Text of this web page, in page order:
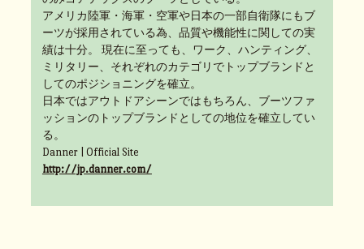
アメリカ陸軍・海軍・空軍や日本の一部自衛隊にもブ
ーツが採用されている為、品質や機能性に関しての実
績は十分。 現在に至っても、ワーク、ハンティング、
ミリタリー、それぞれのカテゴリでトップブランドと
してのポジショニングを確立。
日本ではアウトドアシーンではもちろん、ブーツファ
ッションのトップブランドとしての地位を確立してい
る。
Danner | Official Site
http://jp.danner.com/